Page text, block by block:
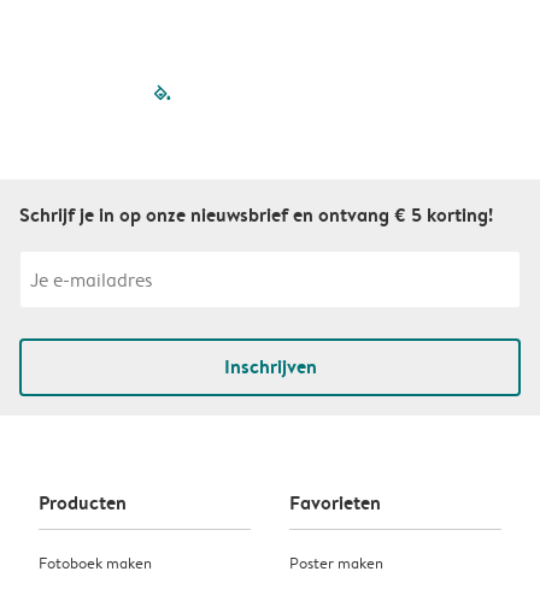
filled-pagination
Schrijf je in op onze nieuwsbrief en ontvang € 5 korting!
Inschrijven
Producten
Fotoboek maken
Favorieten
Poster maken